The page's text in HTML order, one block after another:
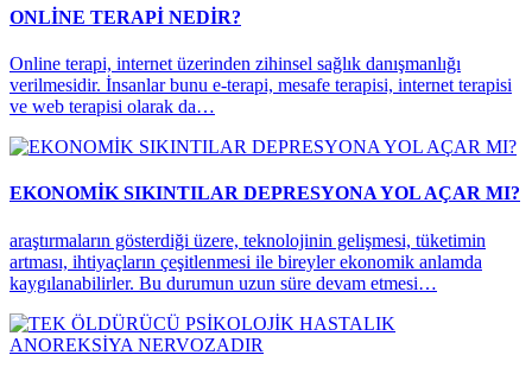
ONLİNE TERAPİ NEDİR?
Online terapi, internet üzerinden zihinsel sağlık danışmanlığı
verilmesidir. İnsanlar bunu e-terapi, mesafe terapisi, internet terapisi
ve web terapisi olarak da…
EKONOMİK SIKINTILAR DEPRESYONA YOL AÇAR MI?
araştırmaların gösterdiği üzere, teknolojinin gelişmesi, tüketimin
artması, ihtiyaçların çeşitlenmesi ile bireyler ekonomik anlamda
kaygılanabilirler. Bu durumun uzun süre devam etmesi…